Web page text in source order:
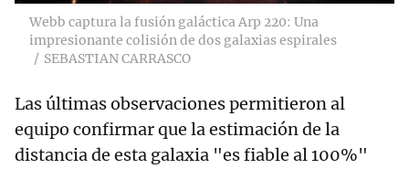
Webb captura la fusión galáctica Arp 220: Una
impresionante colisión de dos galaxias espirales
SEBASTIAN CARRASCO
Las últimas observaciones permitieron al
equipo confirmar que la estimación de la
distancia de esta galaxia "es fiable al 100%"